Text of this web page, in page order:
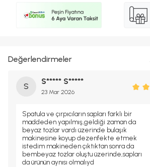
Değerlendirmeler
S
S***** S*****
23 Mar 2026
Spatula ve çırpıcıların sapları farklı bir
maddeden yapılmış,geldiği zaman da
beyaz tozlar vardı üzerinde bulaşık
makinesine koyup dezenfekte etmek
istedim makineden çıktıktan sonra da
bembeyaz tozlar oluştu üzerinde,sapları
da ürünün aynısı olmalıyd